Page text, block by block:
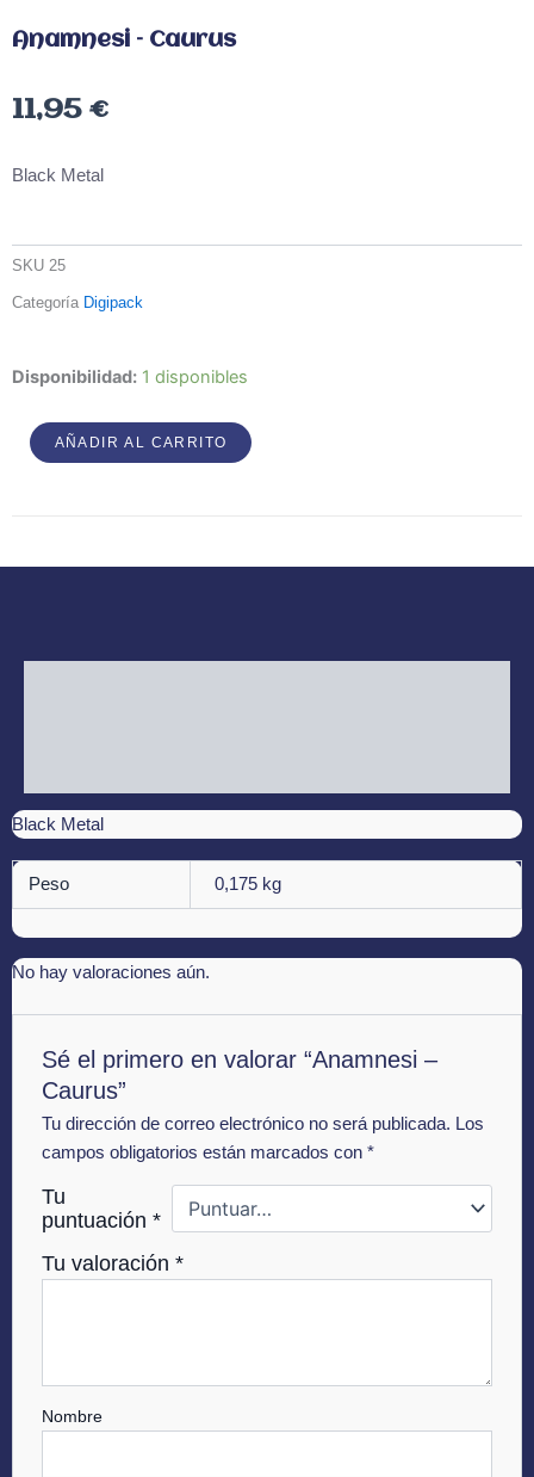
Anamnesi – Caurus
11,95 €
Black Metal
SKU 25
Categoría Digipack
Disponibilidad: 1 disponibles
Anamnesi
Caurus
cantidadAÑADIR AL CARRITO
Black Metal
Peso 0,175 kg
No hay valoraciones aún.
Sé el primero en valorar “Anamnesi –
Caurus”
Tu dirección de correo electrónico no será publicada. Los
campos obligatorios están marcados con*
Tu
puntuación*
Tu valoración*
Nombre